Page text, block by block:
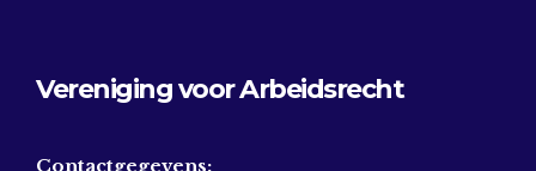
Vereniging voor Arbeidsrecht
Contactgegevens: